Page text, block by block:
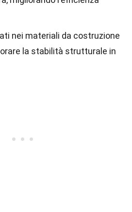
nei materiali da costruzione
la stabilità strutturale in